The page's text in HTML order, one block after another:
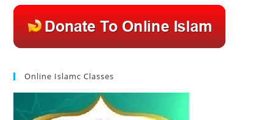
tab
tab
tab
tab
Online Islamc Classes